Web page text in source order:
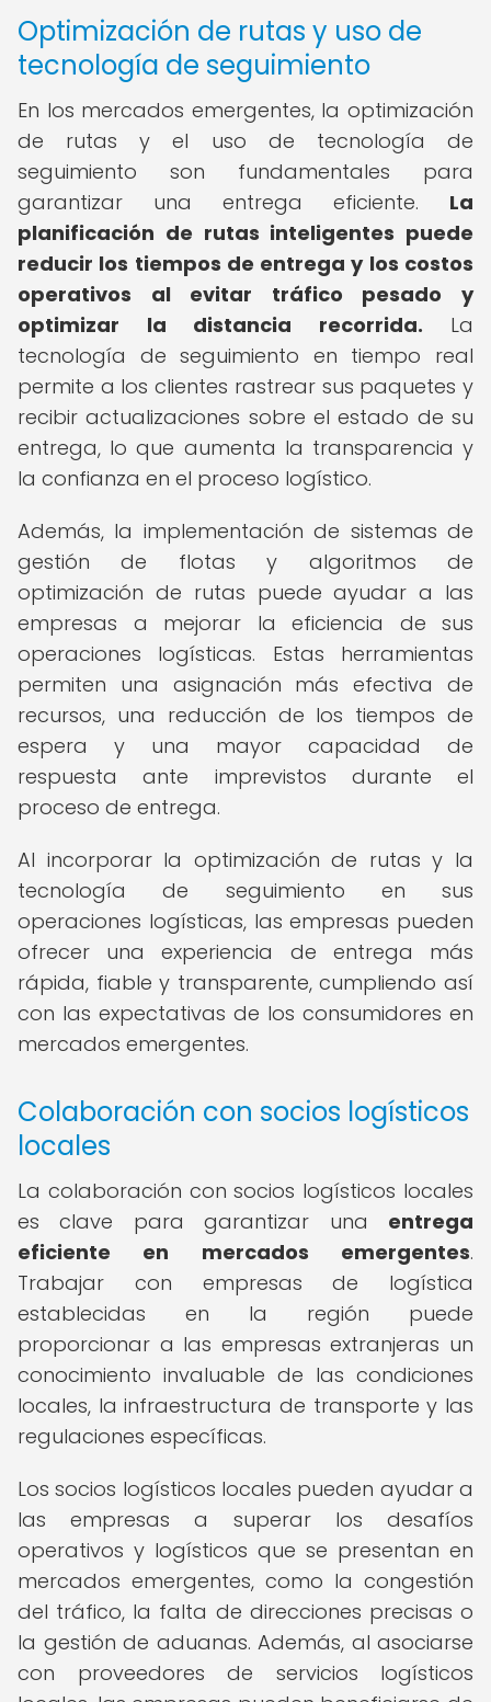
Optimización de rutas y uso de
tecnología de seguimiento
En los mercados emergentes, la optimización
de rutas y el uso de tecnología de
seguimiento son fundamentales para
garantizar una entrega eficiente. La
planificación de rutas inteligentes puede
reducir los tiempos de entrega y los costos
operativos al evitar tráfico pesado y
optimizar la distancia recorrida. La
tecnología de seguimiento en tiempo real
permite a los clientes rastrear sus paquetes y
recibir actualizaciones sobre el estado de su
entrega, lo que aumenta la transparencia y
la confianza en el proceso logístico.
Además, la implementación de sistemas de
gestión de flotas y algoritmos de
optimización de rutas puede ayudar a las
empresas a mejorar la eficiencia de sus
operaciones logísticas. Estas herramientas
permiten una asignación más efectiva de
recursos, una reducción de los tiempos de
espera y una mayor capacidad de
respuesta ante imprevistos durante el
proceso de entrega.
Al incorporar la optimización de rutas y la
tecnología de seguimiento en sus
operaciones logísticas, las empresas pueden
ofrecer una experiencia de entrega más
rápida, fiable y transparente, cumpliendo así
con las expectativas de los consumidores en
mercados emergentes.
Colaboración con socios logísticos
locales
La colaboración con socios logísticos locales
es clave para garantizar una entrega
eficiente en mercados emergentes.
Trabajar con empresas de logística
establecidas en la región puede
proporcionar a las empresas extranjeras un
conocimiento invaluable de las condiciones
locales, la infraestructura de transporte y las
regulaciones específicas.
Los socios logísticos locales pueden ayudar a
las empresas a superar los desafíos
operativos y logísticos que se presentan en
mercados emergentes, como la congestión
del tráfico, la falta de direcciones precisas o
la gestión de aduanas. Además, al asociarse
con proveedores de servicios logísticos